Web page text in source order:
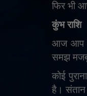
फिर भी
कुंभ राशि
आज आप
समझ
कोई
है।